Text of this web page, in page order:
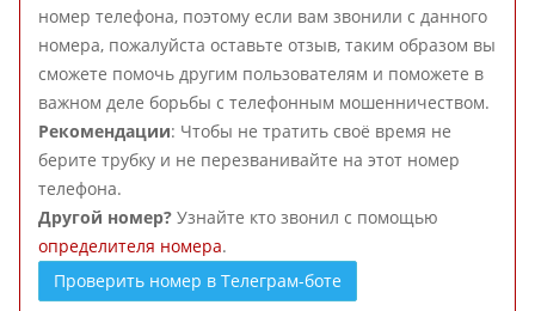
номер телефона, поэтому если вам звонили с данного
номера, пожалуйста оставьте отзыв, таким образом вы
сможете помочь другим пользователям и поможете в
важном деле борьбы с телефонным мошенничеством.
Рекомендации: Чтобы не тратить своё время не
берите трубку и не перезванивайте на этот номер
телефона.
Другой номер? Узнайте кто звонил с помощью
определителя номера.
Проверить номер в Телеграм-боте